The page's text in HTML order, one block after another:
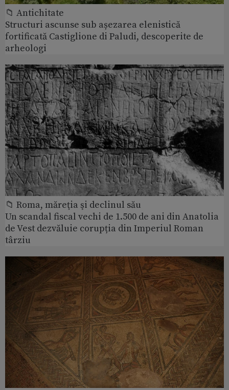
📁 Antichitate
Structuri ascunse sub așezarea elenistică
fortificată Castiglione di Paludi, descoperite de
arheologi
📁 Roma, măreţia şi declinul său
Un scandal fiscal vechi de 1.500 de ani din Anatolia
de Vest dezvăluie corupția din Imperiul Roman
târziu